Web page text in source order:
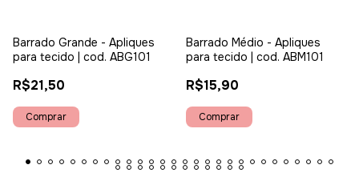
Barrado Grande - Apliques
para tecido | cod. ABG101
R$21,50
Barrado Médio - Apliques
para tecido | cod. ABM101
R$15,90